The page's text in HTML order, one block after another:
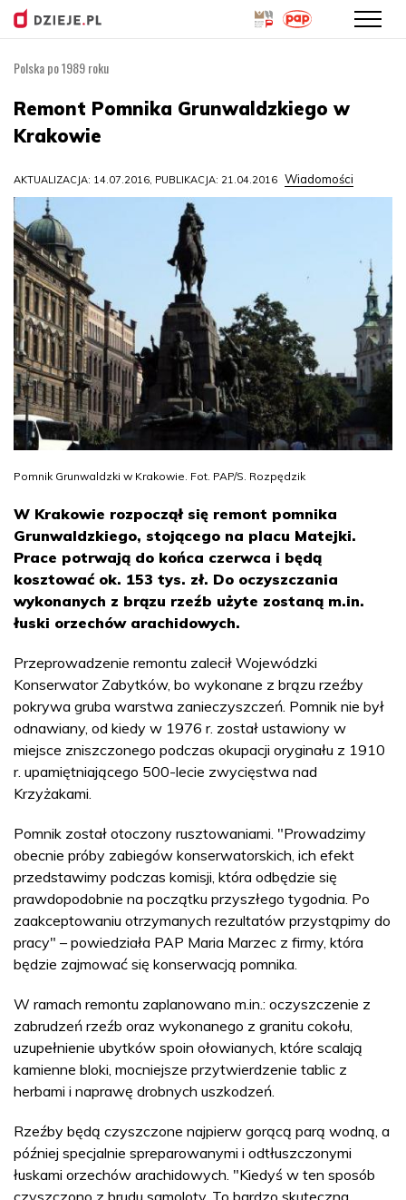
treści
Polska po 1989 roku
Remont Pomnika Grunwaldzkiego w
Krakowie
AKTUALIZACJA: 14.07.2016, PUBLIKACJA: 21.04.2016 Wiadomości
Pomnik Grunwaldzki w Krakowie. Fot. PAP/S. Rozpędzik
W Krakowie rozpoczął się remont pomnika
Grunwaldzkiego, stojącego na placu Matejki.
Prace potrwają do końca czerwca i będą
kosztować ok. 153 tys. zł. Do oczyszczania
wykonanych z brązu rzeźb użyte zostaną m.in.
łuski orzechów arachidowych.
Przeprowadzenie remontu zalecił Wojewódzki
Konserwator Zabytków, bo wykonane z brązu rzeźby
pokrywa gruba warstwa zanieczyszczeń. Pomnik nie był
odnawiany, od kiedy w 1976 r. został ustawiony w
miejsce zniszczonego podczas okupacji oryginału z 1910
r. upamiętniającego 500-lecie zwycięstwa nad
Krzyżakami.
Pomnik został otoczony rusztowaniami. "Prowadzimy
obecnie próby zabiegów konserwatorskich, ich efekt
przedstawimy podczas komisji, która odbędzie się
prawdopodobnie na początku przyszłego tygodnia. Po
zaakceptowaniu otrzymanych rezultatów przystąpimy do
pracy" – powiedziała PAP Maria Marzec z firmy, która
będzie zajmować się konserwacją pomnika.
W ramach remontu zaplanowano m.in.: oczyszczenie z
zabrudzeń rzeźb oraz wykonanego z granitu cokołu,
uzupełnienie ubytków spoin ołowianych, które scalają
kamienne bloki, mocniejsze przytwierdzenie tablic z
herbami i naprawę drobnych uszkodzeń.
Rzeźby będą czyszczone najpierw gorącą parą wodną, a
później specjalnie spreparowanymi i odtłuszczonymi
łuskami orzechów arachidowych. "Kiedyś w ten sposób
czyszczono z brudu samoloty. To bardzo skuteczna